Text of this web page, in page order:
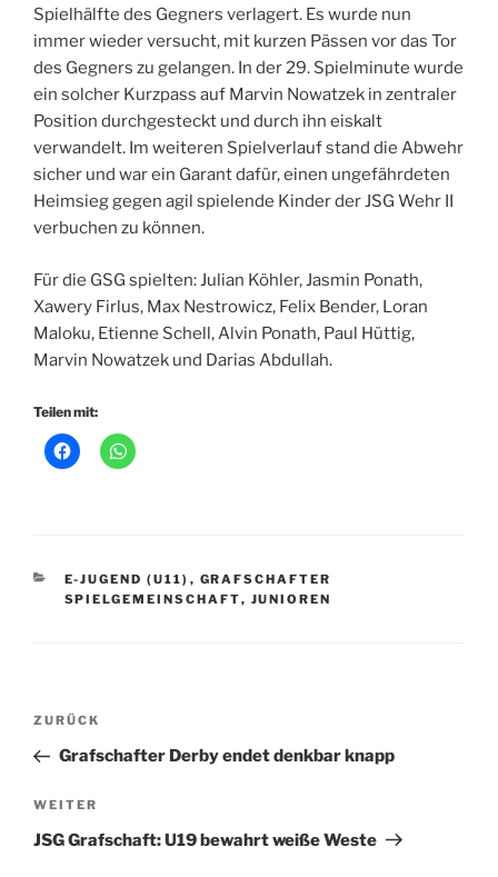
Spielhälfte des Gegners verlagert. Es wurde nun
immer wieder versucht, mit kurzen Pässen vor das Tor
des Gegners zu gelangen. In der 29. Spielminute wurde
ein solcher Kurzpass auf Marvin Nowatzek in zentraler
Position durchgesteckt und durch ihn eiskalt
verwandelt. Im weiteren Spielverlauf stand die Abwehr
sicher und war ein Garant dafür, einen ungefährdeten
Heimsieg gegen agil spielende Kinder der JSG Wehr II
verbuchen zu können.
Für die GSG spielten: Julian Köhler, Jasmin Ponath,
Xawery Firlus, Max Nestrowicz, Felix Bender, Loran
Maloku, Etienne Schell, Alvin Ponath, Paul Hüttig,
Marvin Nowatzek und Darias Abdullah.
Teilen mit:
KATEGORIEN
E-JUGEND (U11) , GRAFSCHAFTER
SPIELGEMEINSCHAFT, JUNIOREN
Beitragsnavigation
Vorheriger
Beitrag
ZURÜCK
Grafschafter Derby endet denkbar knapp
Nächster
Beitrag
WEITER
JSG Grafschaft: U19 bewahrt weiße Weste